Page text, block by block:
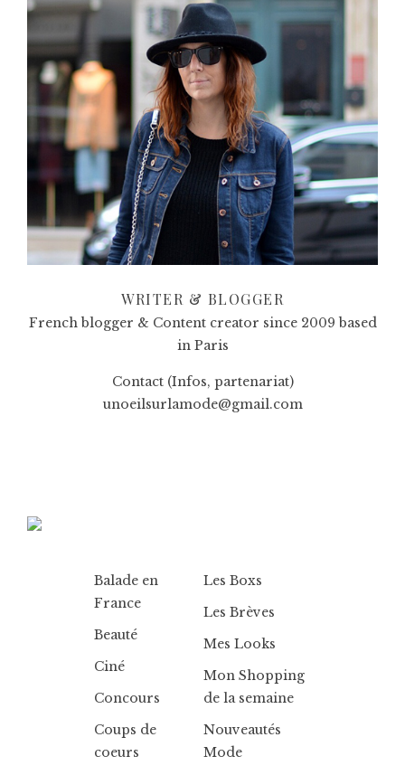
WRITER & BLOGGER
French blogger & Content creator since 2009 based
in Paris
Contact (Infos, partenariat)
unoeilsurlamode@gmail.com
Balade en
France
Beauté
Ciné
Concours
Coups de
coeurs
Les Boxs
Les Brèves
Mes Looks
Mon Shopping
de la semaine
Nouveautés
Mode